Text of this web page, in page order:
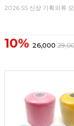
2026 SS 신상 기획의류
10% 26,000